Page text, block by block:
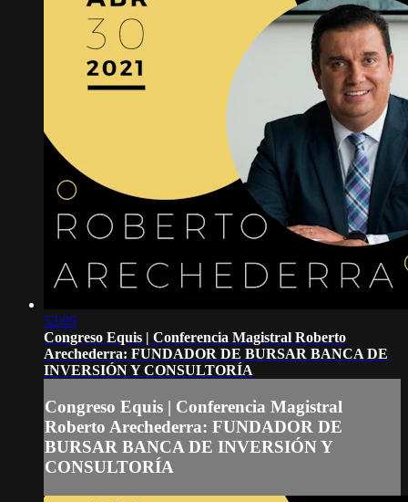
52:05
Congreso Equis | Conferencia Magistral Roberto
Arechederra: FUNDADOR DE BURSAR BANCA DE
INVERSIÓN Y CONSULTORÍA
Congreso Equis | Conferencia Magistral
Roberto Arechederra: FUNDADOR DE
BURSAR BANCA DE INVERSIÓN Y
CONSULTORÍA